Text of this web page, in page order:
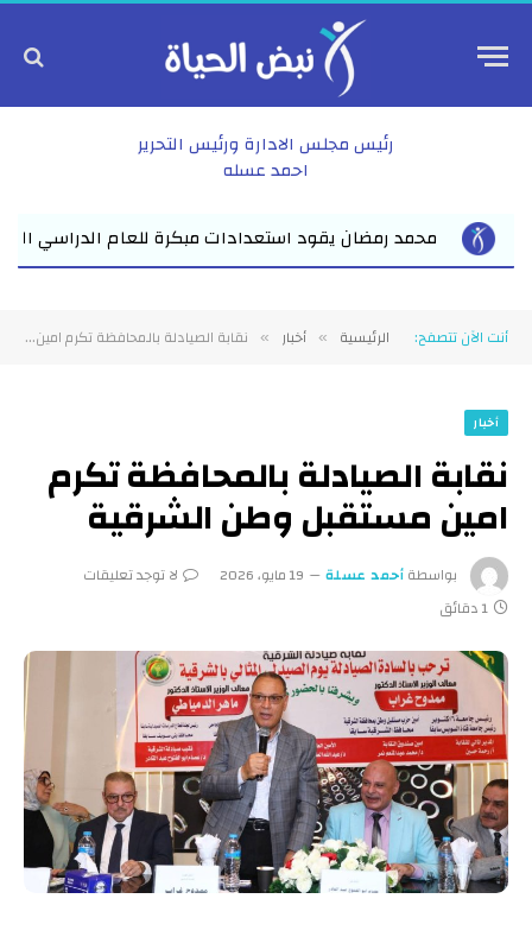
رئيس مجلس الادارة ورئيس التحرير
احمد عسله
الجديد بفاقوس لقاء موسع يجمع نواب البرلمان والقيادات ا...
أنت الآن تتصفح: الرئيسية » أخبار » نقابة الصيادلة بالمحافظة تكرم امين مستقبل وطن الشرقية
أخبار
نقابة الصيادلة بالمحافظة تكرم
امين مستقبل وطن الشرقية
بواسطةأحمد عسلة 19 مايو، 2026
لا توجد تعليقات
1 دقائق